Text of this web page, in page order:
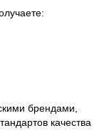
брендами,
качества